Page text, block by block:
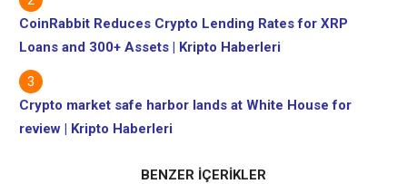
CoinRabbit Reduces Crypto Lending Rates for XRP
Loans and 300+ Assets | Kripto Haberleri
Crypto market safe harbor lands at White House for
review | Kripto Haberleri
BENZER İÇERİKLER